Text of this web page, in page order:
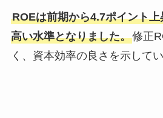
ROEは前期から4.7ポイント
高い水準となりました。修正
く、資本効率の良さを示してい